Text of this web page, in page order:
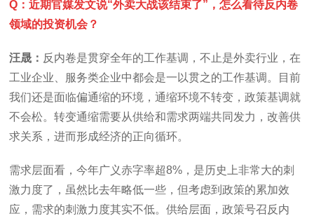
Q：近期官媒发文说“外卖大战该结束了”，怎么看待反内卷
领域的投资机会？
汪晟： 反内卷是贯穿全年的工作基调，不止是外卖行业，在
工业企业、服务类企业中都会是一以贯之的工作基调。目前
我们还是面临偏通缩的环境，通缩环境不转变，政策基调就
不会松。转变通缩需要从供给和需求两端共同发力，改善供
求关系，进而形成经济的正向循环。
需求层面看，今年广义赤字率超8%，是历史上非常大的刺
激力度了，虽然比去年略低一些，但考虑到政策的累加效
应，需求的刺激力度其实不低。供给层面，政策号召反内